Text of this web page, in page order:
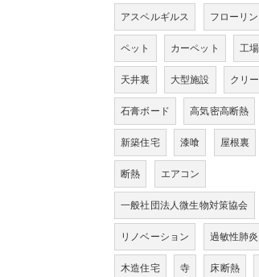
アスペルギルス フローリ
ペット カーペット 工場
天井裏 大型施設 クリ
石膏ボード 高気密高断熱
新築住宅 漆喰 屋根裏
断熱 エアコン
一般社団法人微生物対策協会
リノベーション 過敏性肺炎
木造住宅 寺 床断熱